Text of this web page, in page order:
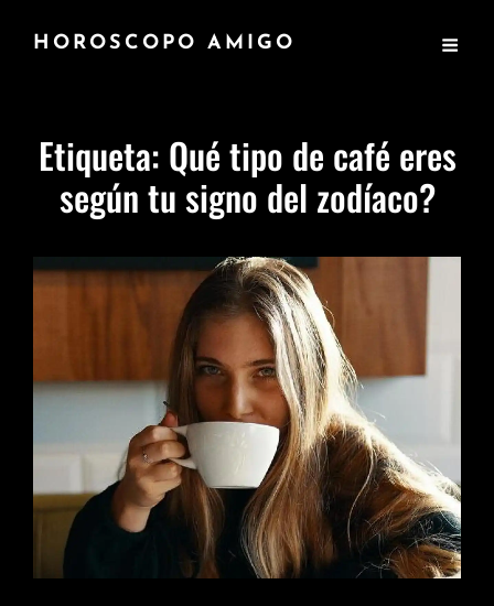
HOROSCOPO AMIGO
Etiqueta: Qué tipo de café eres
según tu signo del zodíaco?